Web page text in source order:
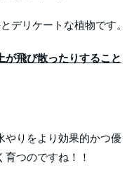
デリケートな植物です。
が飛び散ったりすること
やりをより効果的かつ優
つのですね！！